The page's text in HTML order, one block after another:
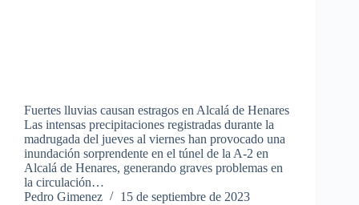
Fuertes lluvias causan estragos en Alcalá de Henares
Las intensas precipitaciones registradas durante la
madrugada del jueves al viernes han provocado una
inundación sorprendente en el túnel de la A-2 en
Alcalá de Henares, generando graves problemas en
la circulación…
Pedro Gimenez
15 de septiembre de 2023